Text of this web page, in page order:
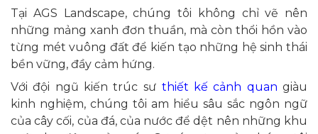
Tại AGS Landscape, chúng tôi không chỉ vẽ nên
những mảng xanh đơn thuần, mà còn thổi hồn vào
từng mét vuông đất để kiến tạo những hệ sinh thái
bền vững, đầy cảm hứng.
Với đội ngũ kiến trúc sư thiết kế cảnh quan giàu
kinh nghiệm, chúng tôi am hiểu sâu sắc ngôn ngữ
của cây cối, của đá, của nước để dệt nên những khu